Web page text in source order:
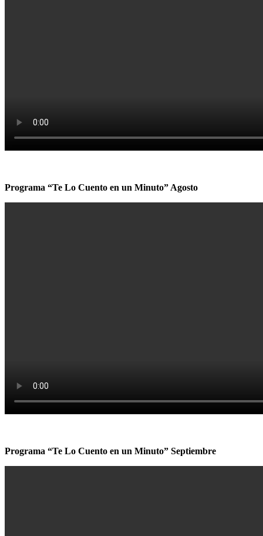
Programa “Te Lo Cuento en un Minuto” Agosto
Programa “Te Lo Cuento en un Minuto” Septiembre